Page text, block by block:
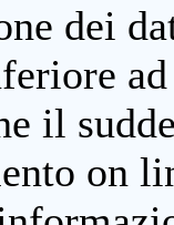
dei
il
on